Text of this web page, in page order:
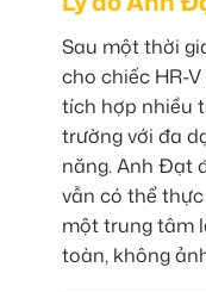
Sau một thời
cho chiếc HR-
tích hợp nhiều
trường với đa
năng. Anh Đạt
vẫn có thể
một trung tâm
toàn, không